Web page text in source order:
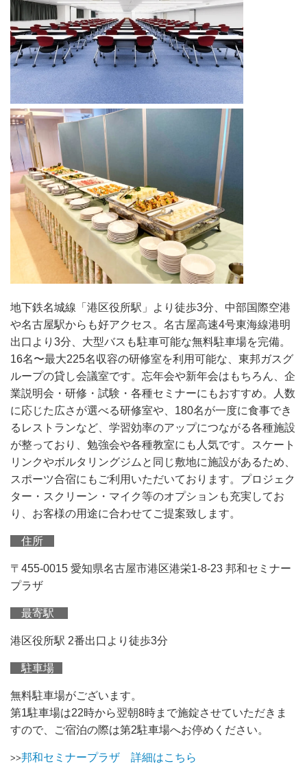
地下鉄名城線「港区役所駅」より徒歩3分、中部国際空港
や名古屋駅からも好アクセス。名古屋高速4号東海線港明
出口より3分、大型バスも駐車可能な無料駐車場を完備。
16名〜最大225名収容の研修室を利用可能な、東邦ガスグ
ループの貸し会議室です。忘年会や新年会はもちろん、企
業説明会・研修・試験・各種セミナーにもおすすめ。人数
に応じた広さが選べる研修室や、180名が一度に食事でき
るレストランなど、学習効率のアップにつながる各種施設
が整っており、勉強会や各種教室にも人気です。スケート
リンクやボルタリングジムと同じ敷地に施設があるため、
スポーツ合宿にもご利用いただいております。プロジェク
ター・スクリーン・マイク等のオプションも充実してお
り、お客様の用途に合わせてご提案致します。
住所
〒455-0015 愛知県名古屋市港区港栄1-8-23 邦和セミナー
プラザ
最寄駅
港区役所駅 2番出口より徒歩3分
駐車場
無料駐車場がございます。
第1駐車場は22時から翌朝8時まで施錠させていただきま
すので、ご宿泊の際は第2駐車場へお停めください。
>>邦和セミナープラザ 詳細はこちら